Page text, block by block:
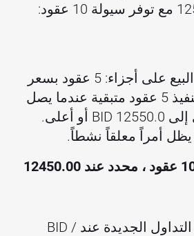
يتم تنفيذ أمر حد البيع على أجزاء: 5 عقود بسعر
12551.0. سيتم تنفيذ 5 عقود متبقية عندما يصل
السعر مرة أخرى إلى BID 12550.0 أو أعلى.
يظل أمراً معلقاً نشطاً.
يبدأ DE30 جلسة التداول الجديدة عند BID /